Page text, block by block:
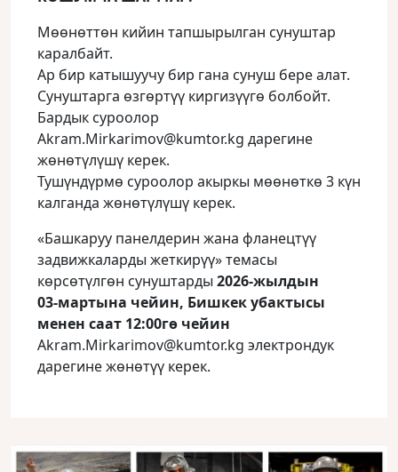
Мөөнөттөн кийин тапшырылган сунуштар
каралбайт.
Ар бир катышуучу бир гана сунуш бере алат.
Сунуштарга өзгөртүү киргизүүгө болбойт.
Бардык суроолор
Akram.Mirkarimov@kumtor.kg дарегине
жөнөтүлүшү керек.
Тушүндүрмө суроолор акыркы мөөнөткө 3 күн
калганда жөнөтүлүшү керек.
«Башкаруу панелдерин жана фланецтүү
задвижкаларды жеткирүү» темасы
көрсөтүлгөн сунуштарды 2026‑жылдын
03‑мартына чейин, Бишкек убактысы
менен саат 12:00гө чейин
Akram.Mirkarimov@kumtor.kg электрондук
дарегине жөнөтүү керек.